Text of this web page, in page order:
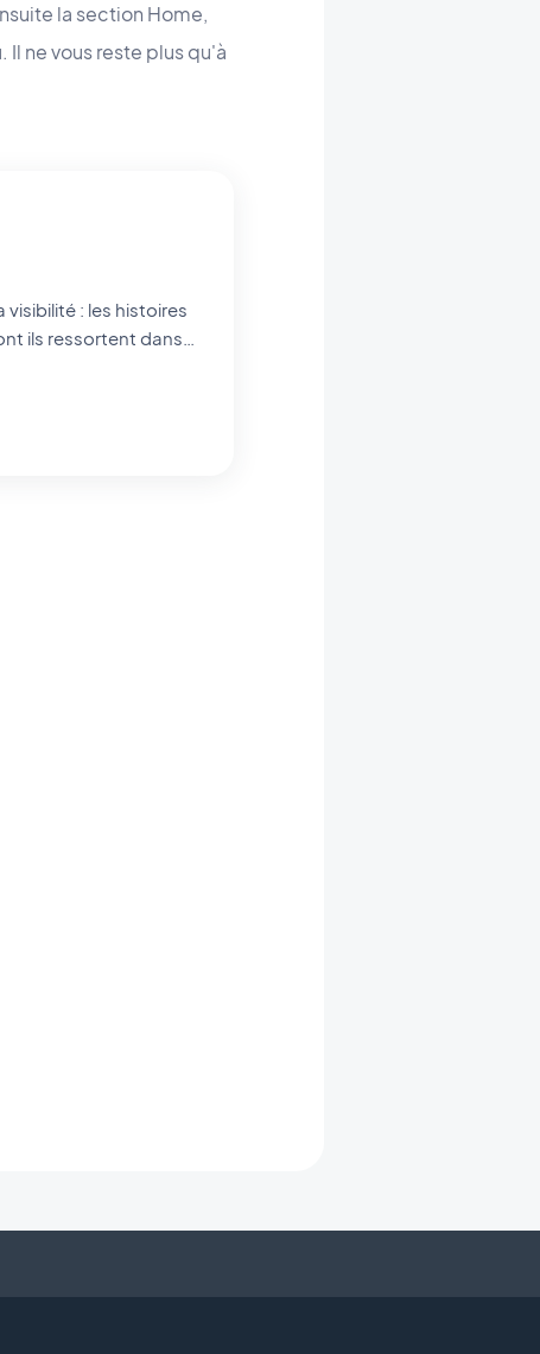
la section Home,
ne vous reste plus qu'à
ils ressortent dans